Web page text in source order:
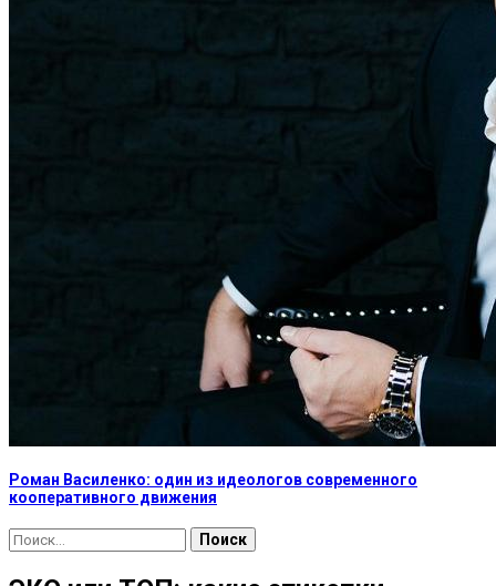
Роман Василенко: один из идеологов современного
кооперативного движения
Найти: